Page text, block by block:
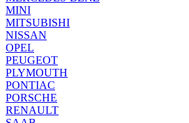
MINI
MITSUBISHI
NISSAN
OPEL
PEUGEOT
PLYMOUTH
PONTIAC
PORSCHE
RENAULT